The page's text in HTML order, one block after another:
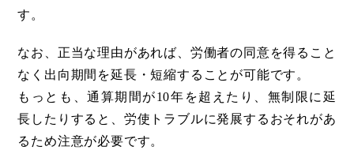
す。
なお、正当な理由があれば、労働者の同意を得ること
なく出向期間を延長・短縮することが可能です。
もっとも、通算期間が10年を超えたり、無制限に延
長したりすると、労使トラブルに発展するおそれがあ
るため注意が必要です。